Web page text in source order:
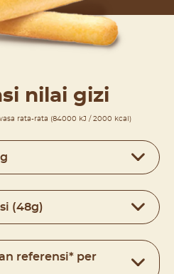
nilai gizi
rata-rata (84000 kJ / 2000 kcal)
(48g)
referensi* per